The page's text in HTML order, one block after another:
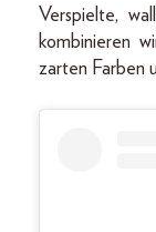
Verspielte,
kombinieren
zarten Farben